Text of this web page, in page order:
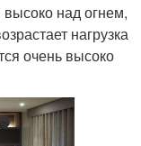
над огнем,
нагрузка
очень высоко